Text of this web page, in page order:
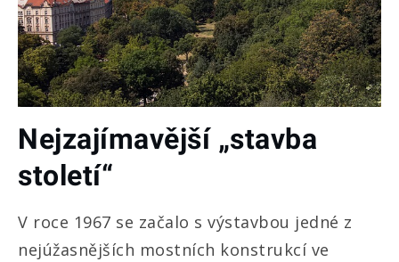
Nejzajímavější „stavba
století“
V roce 1967 se začalo s výstavbou jedné z
nejúžasnějších mostních konstrukcí ve